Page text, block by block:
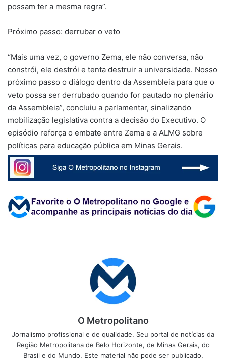
possam ter a mesma regra”.
Próximo passo: derrubar o veto
“Mais uma vez, o governo Zema, ele não conversa, não
constrói, ele destrói e tenta destruir a universidade. Nosso
próximo passo o diálogo dentro da Assembleia para que o
veto possa ser derrubado quando for pautado no plenário
da Assembleia”, concluiu a parlamentar, sinalizando
mobilização legislativa contra a decisão do Executivo. O
episódio reforça o embate entre Zema e a ALMG sobre
políticas para educação pública em Minas Gerais.
O Metropolitano
Jornalismo profissional e de qualidade. Seu portal de notícias da
Região Metropolitana de Belo Horizonte, de Minas Gerais, do
Brasil e do Mundo. Este material não pode ser publicado,